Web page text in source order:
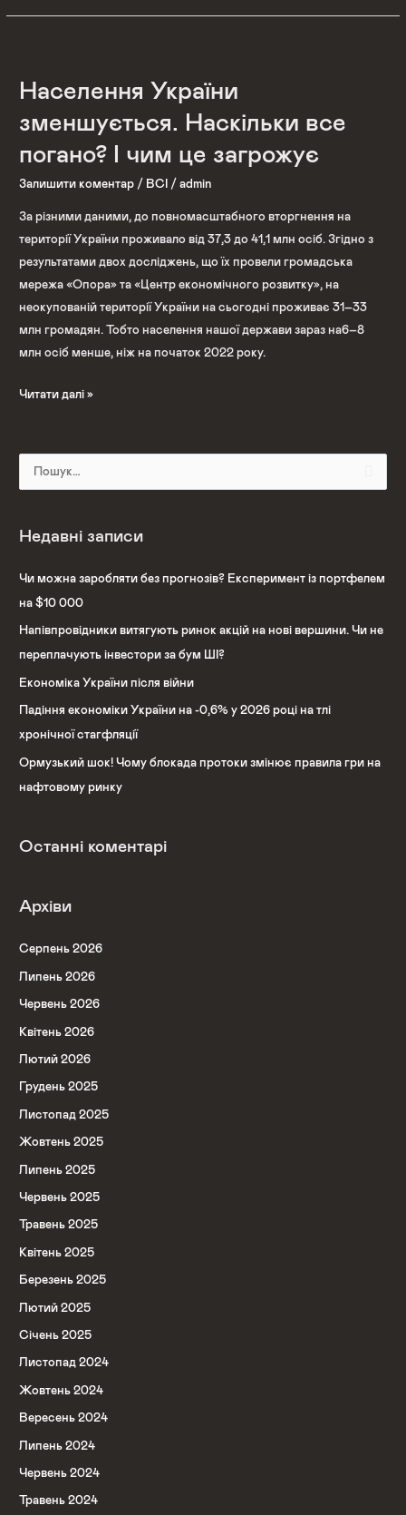
Населення України
зменшується. Наскільки все
погано? І чим це загрожує
Залишити коментар / ВСІ /admin
За різними даними, до повномасштабного вторгнення на
території України проживало від 37,3 до 41,1 млн осіб. Згідно з
результатами двох досліджень, що їх провели громадська
мережа «Опора» та «Центр економічного розвитку», на
неокупованій території України на сьогодні проживає 31–33
млн громадян. Тобто населення нашої держави зараз на6–8
млн осіб менше, ніж на початок 2022 року.
зменшується.
погано?
І
загрожує
Читати далі »
т
и
:
Недавні записи
Чи можна заробляти без прогнозів? Експеримент із портфелем
на $10 000
Напівпровідники витягують ринок акцій на нові вершини. Чи не
переплачують інвестори за бум ШІ?
Економіка України після війни
Падіння економіки України на -0,6% у 2026 році на тлі
хронічної стагфляції
Ормузький шок! Чому блокада протоки змінює правила гри на
нафтовому ринку
Останні коментарі
Архіви
Серпень 2026
Липень 2026
Червень 2026
Квітень 2026
Лютий 2026
Грудень 2025
Листопад 2025
Жовтень 2025
Липень 2025
Червень 2025
Травень 2025
Квітень 2025
Березень 2025
Лютий 2025
Січень 2025
Листопад 2024
Жовтень 2024
Вересень 2024
Липень 2024
Червень 2024
Травень 2024